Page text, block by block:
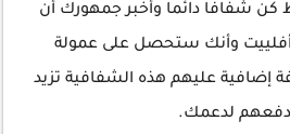
كن شفافا دائما وأخبر جمهورك أن
أفلييت وأنك ستحصل على عمولة
إضافية عليهم هذه الشفافية تزيد
لدعمك.